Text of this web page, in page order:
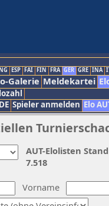
ESP FAI FIN FRA GER GRE INA
Galerie Meldekartei
Spieler anmelden Elo
Vorname
AUT-Elolisten
7.518